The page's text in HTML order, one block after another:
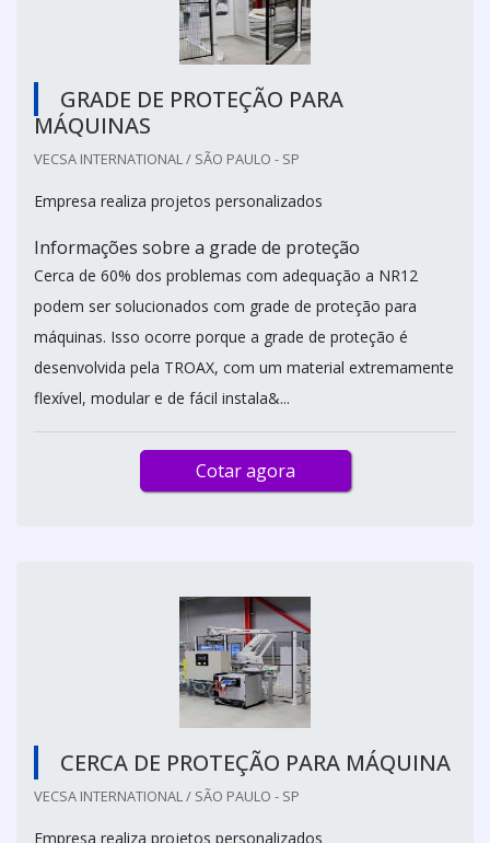
GRADE DE PROTEÇÃO PARA
MÁQUINAS
VECSA INTERNATIONAL / SÃO PAULO - SP
Empresa realiza projetos personalizados
Informações sobre a grade de proteção
Cerca de 60% dos problemas com adequação a NR12
podem ser solucionados com grade de proteção para
máquinas. Isso ocorre porque a grade de proteção é
desenvolvida pela TROAX, com um material extremamente
flexível, modular e de fácil instala&...
Cotar agora
CERCA DE PROTEÇÃO PARA MÁQUINA
VECSA INTERNATIONAL / SÃO PAULO - SP
Empresa realiza projetos personalizados